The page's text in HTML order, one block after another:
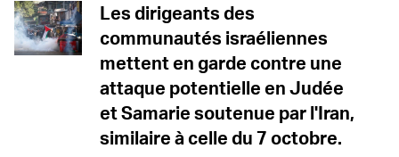
Les dirigeants des
communautés israéliennes
mettent en garde contre une
attaque potentielle en Judée
et Samarie soutenue par l'Iran,
similaire à celle du 7 octobre.